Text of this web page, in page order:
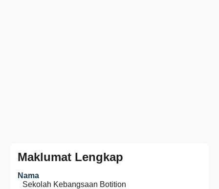
Maklumat Lengkap
Nama
Sekolah Kebangsaan Botition